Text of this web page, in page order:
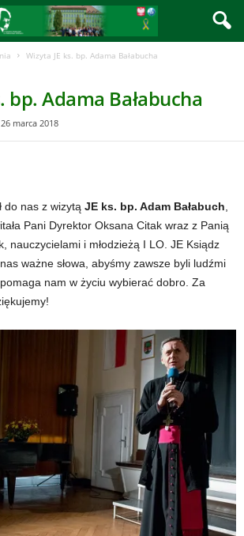
Wizyta JE ks. bp. Adama Bałabucha
bp. Adama Bałabucha
26 marca 2018
do nas z wizytą JE ks. bp. Adam Bałabuch
Pani Dyrektor Oksana Citak wraz z Panią
nauczycielami i młodzieżą I LO. JE Ksiądz
ważne słowa, abyśmy zawsze byli ludźmi
nam w życiu wybierać dobro. Za